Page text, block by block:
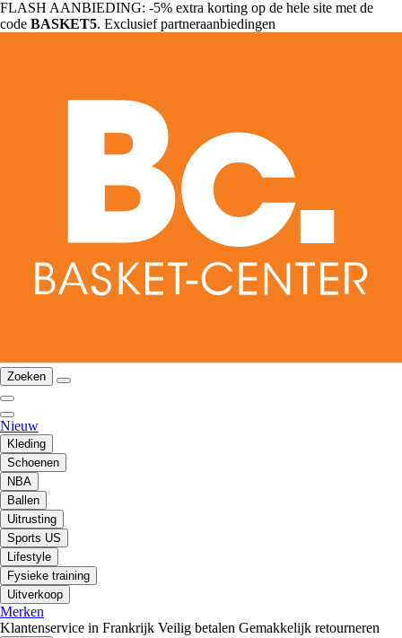
FLASH AANBIEDING: -5% extra korting op de hele site met de
code BASKET5. Exclusief partneraanbiedingen
Zoeken
Nieuw
Kleding
Schoenen
NBA
Ballen
Uitrusting
Sports US
Lifestyle
Fysieke training
Uitverkoop
Merken
Klantenservice in Frankrijk Veilig betalen Gemakkelijk retourneren